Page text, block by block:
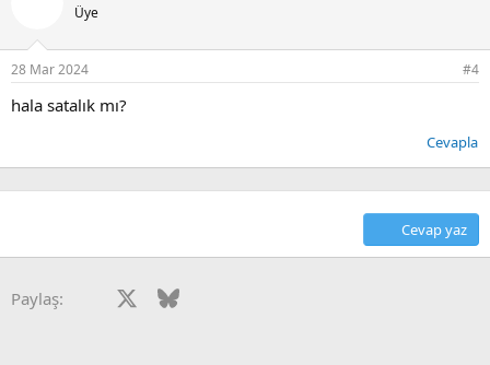
:
Üye
28 Mar 2024 #4
hala satalık mı?
Cevapla
Cevap yaz
Paylaş: Facebook Bluesky